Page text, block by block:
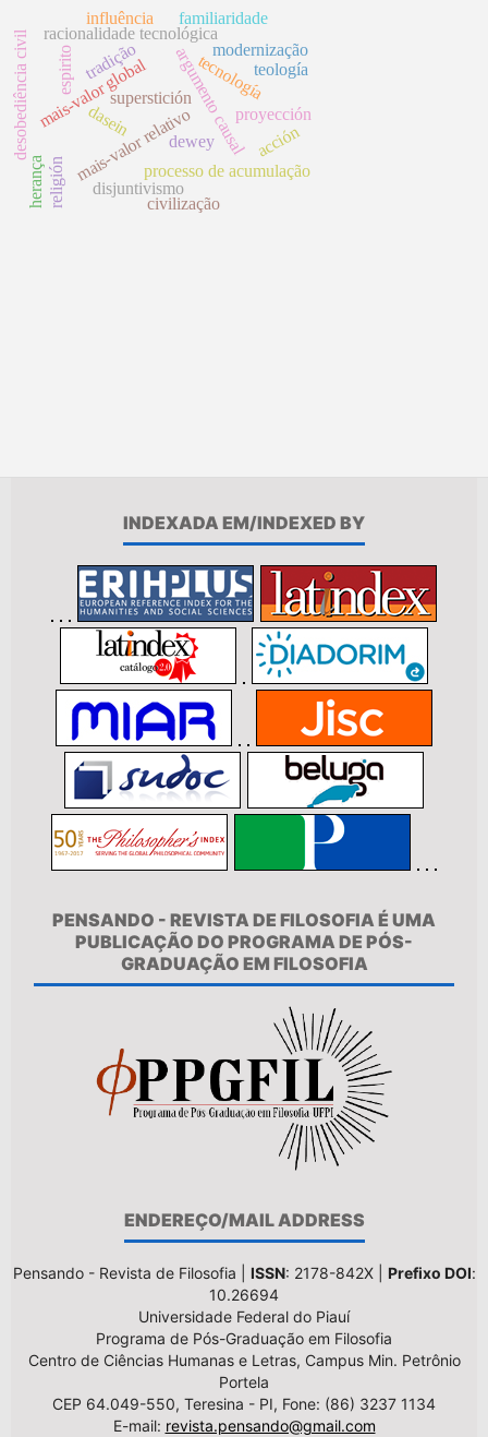
argumento causal
superstición
proyección
processo de acumulação
mais-valor global
mais-valor relativo
disjuntivismo
religión
racionalidade tecnológica
tecnología
dewey
teología
espirito
influência familiaridade
desobediência civil dasein
herança
modernização
tradição
acción
civilização
INDEXADA EM/INDEXED BY
PENSANDO - REVISTA DE FILOSOFIA É UMA
PUBLICAÇÃO DO PROGRAMA DE PÓS-
GRADUAÇÃO EM FILOSOFIA
ENDEREÇO/MAIL ADDRESS
Pensando - Revista de Filosofia | ISSN: 2178-842X | Prefixo DOI:
10.26694
Universidade Federal do Piauí
Programa de Pós-Graduação em Filosofia
Centro de Ciências Humanas e Letras, Campus Min. Petrônio
Portela
CEP 64.049-550, Teresina - PI, Fone: (86) 3237 1134
E-mail: revista.pensando@gmail.com